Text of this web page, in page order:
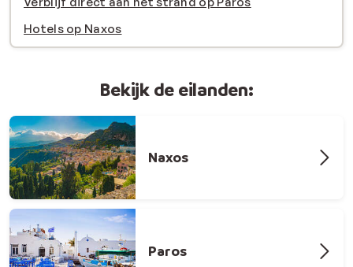
Hotels op Naxos
Bekijk de eilanden:
Naxos
Paros